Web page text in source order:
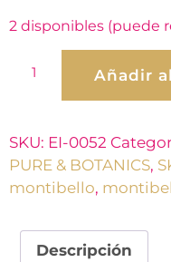
2 disponibles (puede
Añadir
SKU: EI-0052
PURE & BOTANICS,
montibello,
Descripción